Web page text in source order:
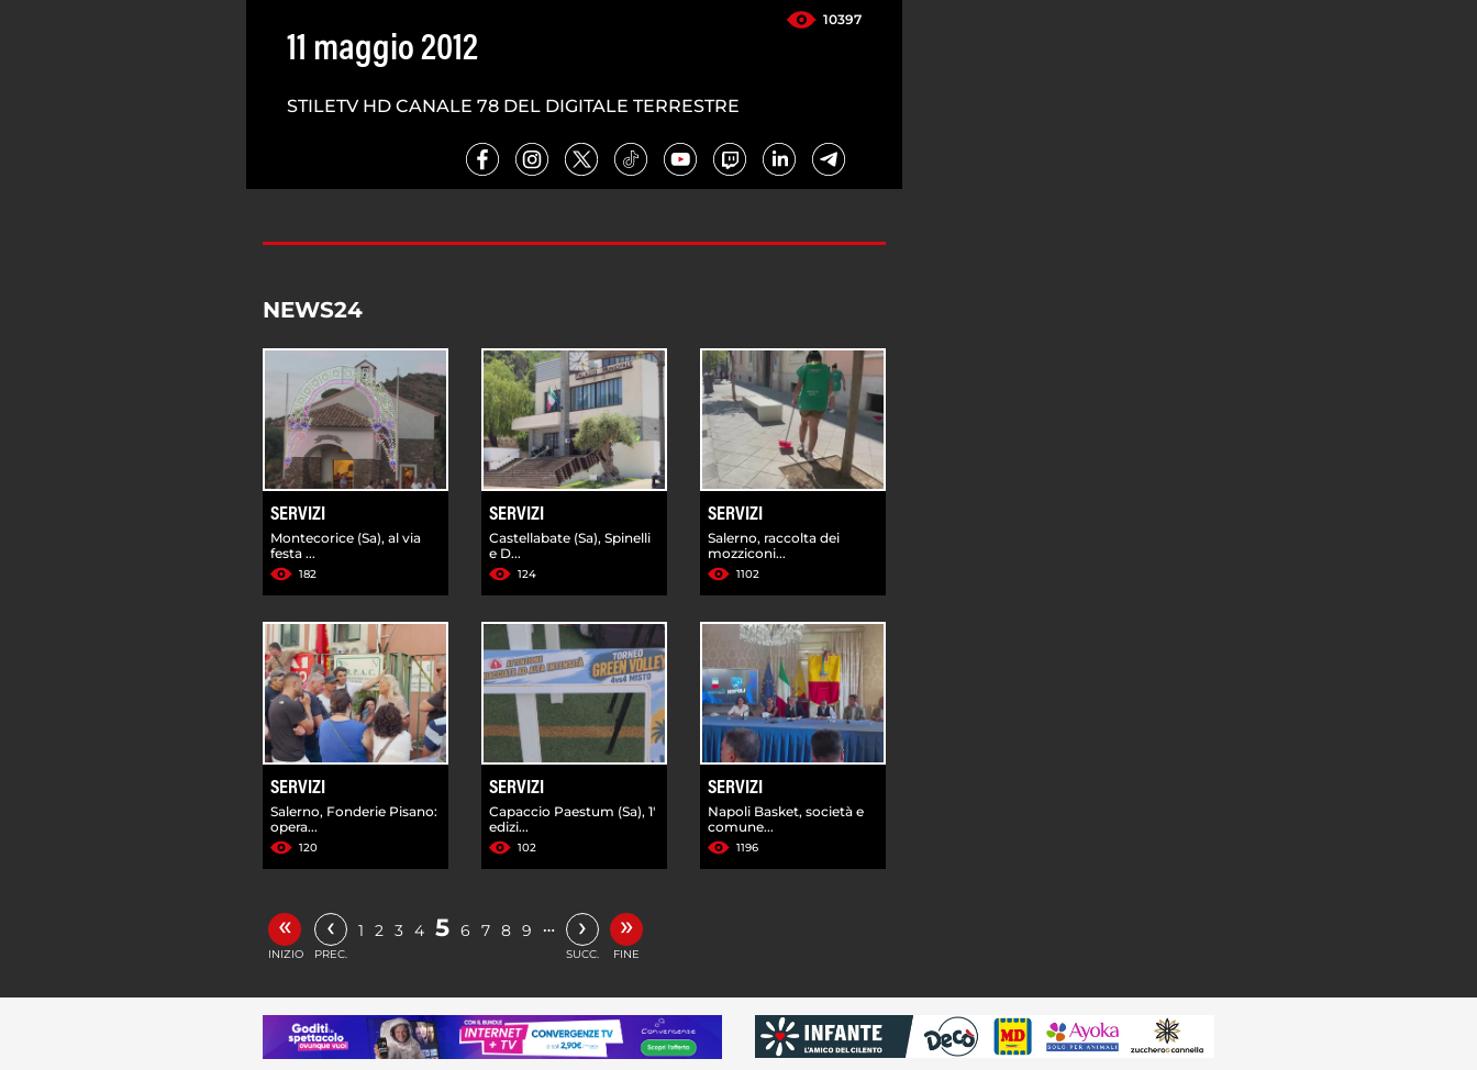
10397
11 maggio 2012
STILETV HD CANALE 78 DEL DIGITALE TERRESTRE
NEWS24
SERVIZI
Montecorice (Sa), al via
festa ...
182
SERVIZI
Castellabate (Sa), Spinelli
e D...
124
SERVIZI
Salerno, raccolta dei
mozziconi...
1102
SERVIZI
Salerno, Fonderie Pisano:
opera...
120
SERVIZI
Capaccio Paestum (Sa), 1'
edizi...
102
SERVIZI
Napoli Basket, società e
comune...
1196
«
INIZIO
‹
PREC.
1 2 3 4 5 6 7 8 9 … ›
SUCC.
»
FINE